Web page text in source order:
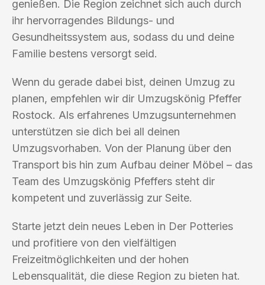
genießen. Die Region zeichnet sich auch durch
ihr hervorragendes Bildungs- und
Gesundheitssystem aus, sodass du und deine
Familie bestens versorgt seid.
Wenn du gerade dabei bist, deinen Umzug zu
planen, empfehlen wir dir Umzugskönig Pfeffer
Rostock. Als erfahrenes Umzugsunternehmen
unterstützen sie dich bei all deinen
Umzugsvorhaben. Von der Planung über den
Transport bis hin zum Aufbau deiner Möbel – das
Team des Umzugskönig Pfeffers steht dir
kompetent und zuverlässig zur Seite.
Starte jetzt dein neues Leben in Der Potteries
und profitiere von den vielfältigen
Freizeitmöglichkeiten und der hohen
Lebensqualität, die diese Region zu bieten hat.